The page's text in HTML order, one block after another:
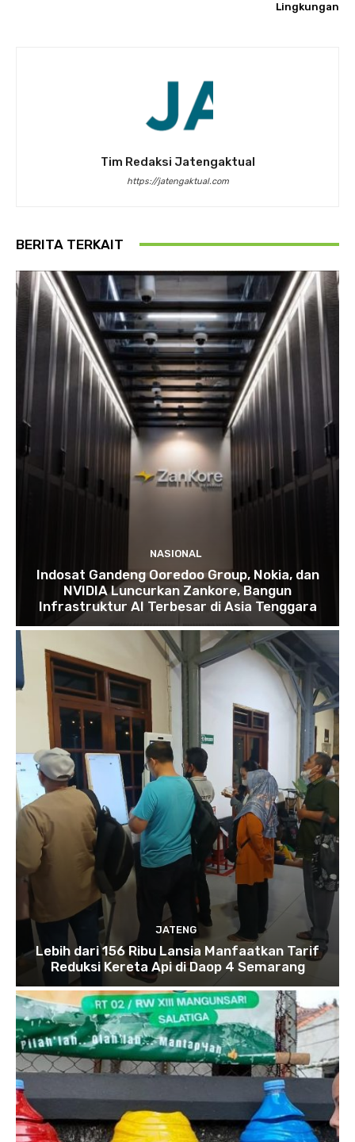
Lingkungan
Tim Redaksi Jatengaktual
https://jatengaktual.com
BERITA TERKAIT
NASIONAL
Indosat Gandeng Ooredoo Group, Nokia, dan
NVIDIA Luncurkan Zankore, Bangun
Infrastruktur AI Terbesar di Asia Tenggara
JATENG
Lebih dari 156 Ribu Lansia Manfaatkan Tarif
Reduksi Kereta Api di Daop 4 Semarang